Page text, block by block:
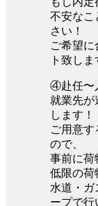
不安なこ
さい！
ご希望
ト致しま
④赴任〜
就業先が
します！
ご用意
ので、
事前に荷
低限の荷
水道・
ープで行